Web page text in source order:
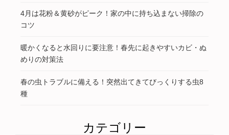
4月は花粉＆黄砂がピーク！家の中に持ち込まない掃除の
コツ
暖かくなると水回りに要注意！春先に起きやすいカビ・ぬ
めりの対策法
春の虫トラブルに備える！突然出てきてびっくりする虫8
種
カテゴリー